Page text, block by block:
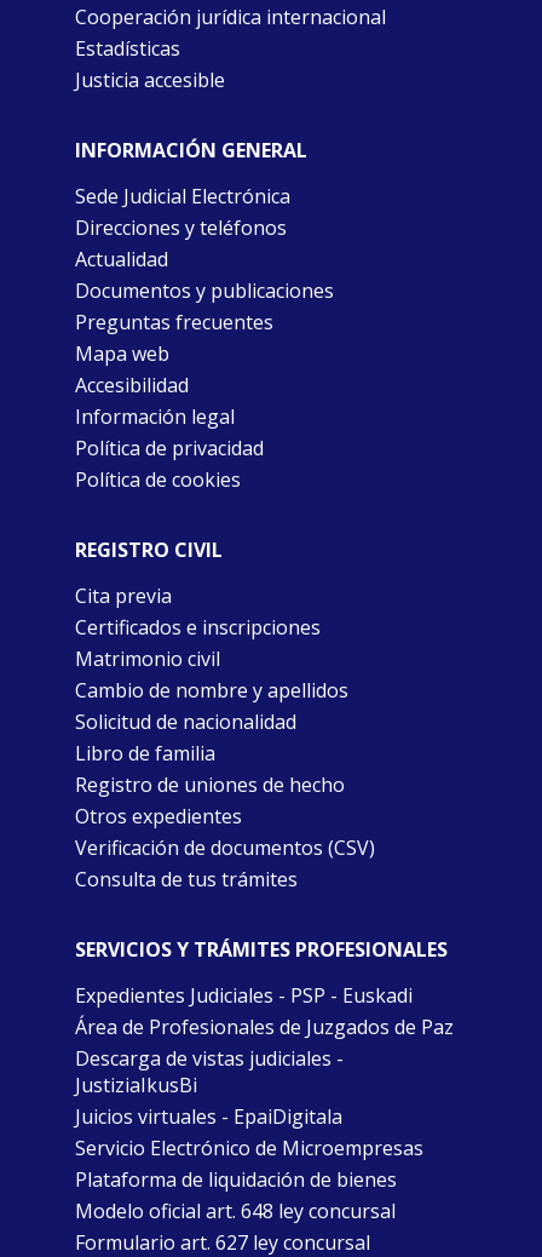
Cooperación jurídica internacional
Estadísticas
Justicia accesible
INFORMACIÓN GENERAL
Sede Judicial Electrónica
Direcciones y teléfonos
Actualidad
Documentos y publicaciones
Preguntas frecuentes
Mapa web
Accesibilidad
Información legal
Política de privacidad
Política de cookies
REGISTRO CIVIL
Cita previa
Certificados e inscripciones
Matrimonio civil
Cambio de nombre y apellidos
Solicitud de nacionalidad
Libro de familia
Registro de uniones de hecho
Otros expedientes
Verificación de documentos (CSV)
Consulta de tus trámites
SERVICIOS Y TRÁMITES PROFESIONALES
Expedientes Judiciales - PSP - Euskadi
Área de Profesionales de Juzgados de Paz
Descarga de vistas judiciales -
JustiziaIkusBi
Juicios virtuales - EpaiDigitala
Servicio Electrónico de Microempresas
Plataforma de liquidación de bienes
Modelo oficial art. 648 ley concursal
Formulario art. 627 ley concursal